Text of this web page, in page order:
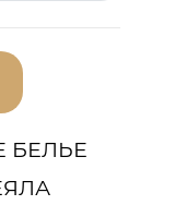
БЕЛЬЕ